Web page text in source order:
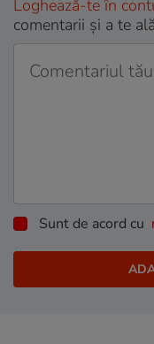
Loghează-te în
comentarii și a te
Sunt de acord cu